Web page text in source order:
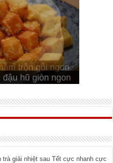
trộn gỏi ngon
hũ giòn ngon
nướng ngon
chiên ngon mềm
cơm tấm
trà giải nhiệt sau Tết cực nhanh cực